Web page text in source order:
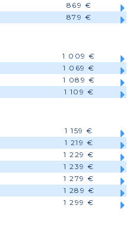
869 €
879 €
1 009 €
1 069 €
1 089 €
1 109 €
1 159 €
1 219 €
1 229 €
1 239 €
1 279 €
1 289 €
1 299 €